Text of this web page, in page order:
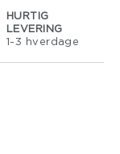
HURTIG
LEVERING
1-3 hverdage